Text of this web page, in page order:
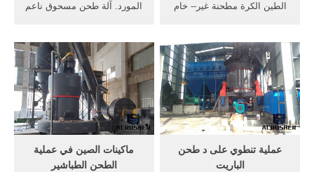
المورد. آلة طحن مسحوق ناعم
الطين الجرافيت عملية طحن
rfca مصادر شركات تصنيع
الجرافيت الأسعار أنظمة خام
stoffel طحن الصين الصين
الصين حيث هناك بيع
الطين الكرة مطحنة غير-- خام
فلوريت، الطين، الرطب الكرة
مطحنة طحن البنتونيتUS $
1000-300000Qingdao,,or as
per. الجودة الفائقة مطحنة
الكرة الطين الرطب من الصين
ماكينات الصين في عملية
الطحن الطباشير
عملية تنطوي على د طحن
الباريت